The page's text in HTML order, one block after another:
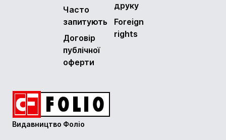
Часто
запитують
Договір
публічної
оферти
друку
Foreign
rights
Видавництво Фоліо